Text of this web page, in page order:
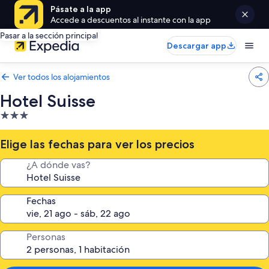
Pásate a la app
Accede a descuentos al instante con la app
Pasar a la sección principal
Descargar app
Ver todos los alojamientos
Hotel Suisse
Alojamiento
de
3.0 estrellas
Elige las fechas para ver los precios
¿A dónde vas?
Fechas
Personas